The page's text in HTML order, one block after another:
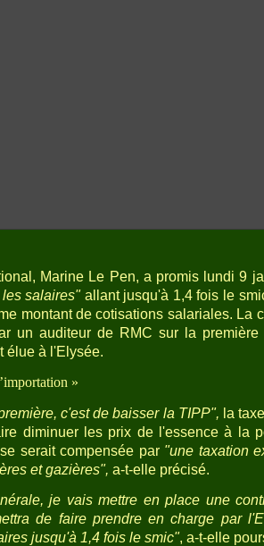
Marine Le Pen, a promis lundi 9
salaires"allant jusqu'à 1,4 fois le
montant de cotisations salariales. La
un auditeur de RMC sur la première
élue à l'Elysée.
»
c'est de baisser la TIPP", la
diminuer les prix de l'essence à la
serait compensée par "une taxation
et gazières", a-t-elle précisé.
je vais mettre en place une
de faire prendre en charge par
jusqu'à 1,4 fois le smic", a-t-elle